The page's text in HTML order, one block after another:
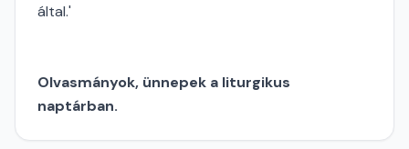
által.'
Olvasmányok, ünnepek a liturgikus
naptárban.